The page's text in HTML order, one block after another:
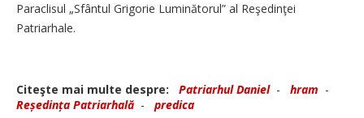
Paraclisul „Sfântul Grigorie Luminătorul” al Reşedinţei
Patriarhale.
Citeşte mai multe despre: Patriarhul Daniel- hram -
Reședința Patriarhală - predica